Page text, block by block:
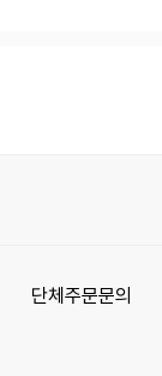
단체주문문의